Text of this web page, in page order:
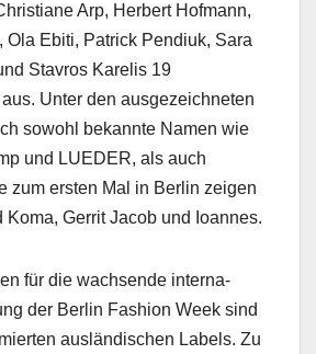
Arp, Her­bert Hof­mann,
Ola Ebiti, Patrick Pendiuk, Sara
Stavros Karelis 19
Unter den aus­geze­ich­neten
sowohl bekan­nte Namen wie
und LUEDER, als auch
zum ersten Mal in Berlin zeigen
Koma, Ger­rit Jacob und Ioannes.
für die wach­sende inter­na­
der Berlin Fash­ion Week sind
aus­ländis­chen Labels. Zu